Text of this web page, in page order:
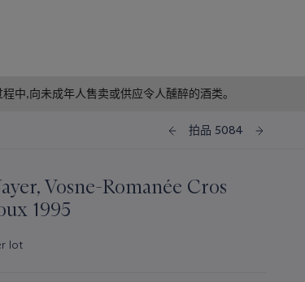
,向未成年人售卖或供应令人醺醉的酒类。
拍品 5084
Vosne-Romanée Cros
1995
lot